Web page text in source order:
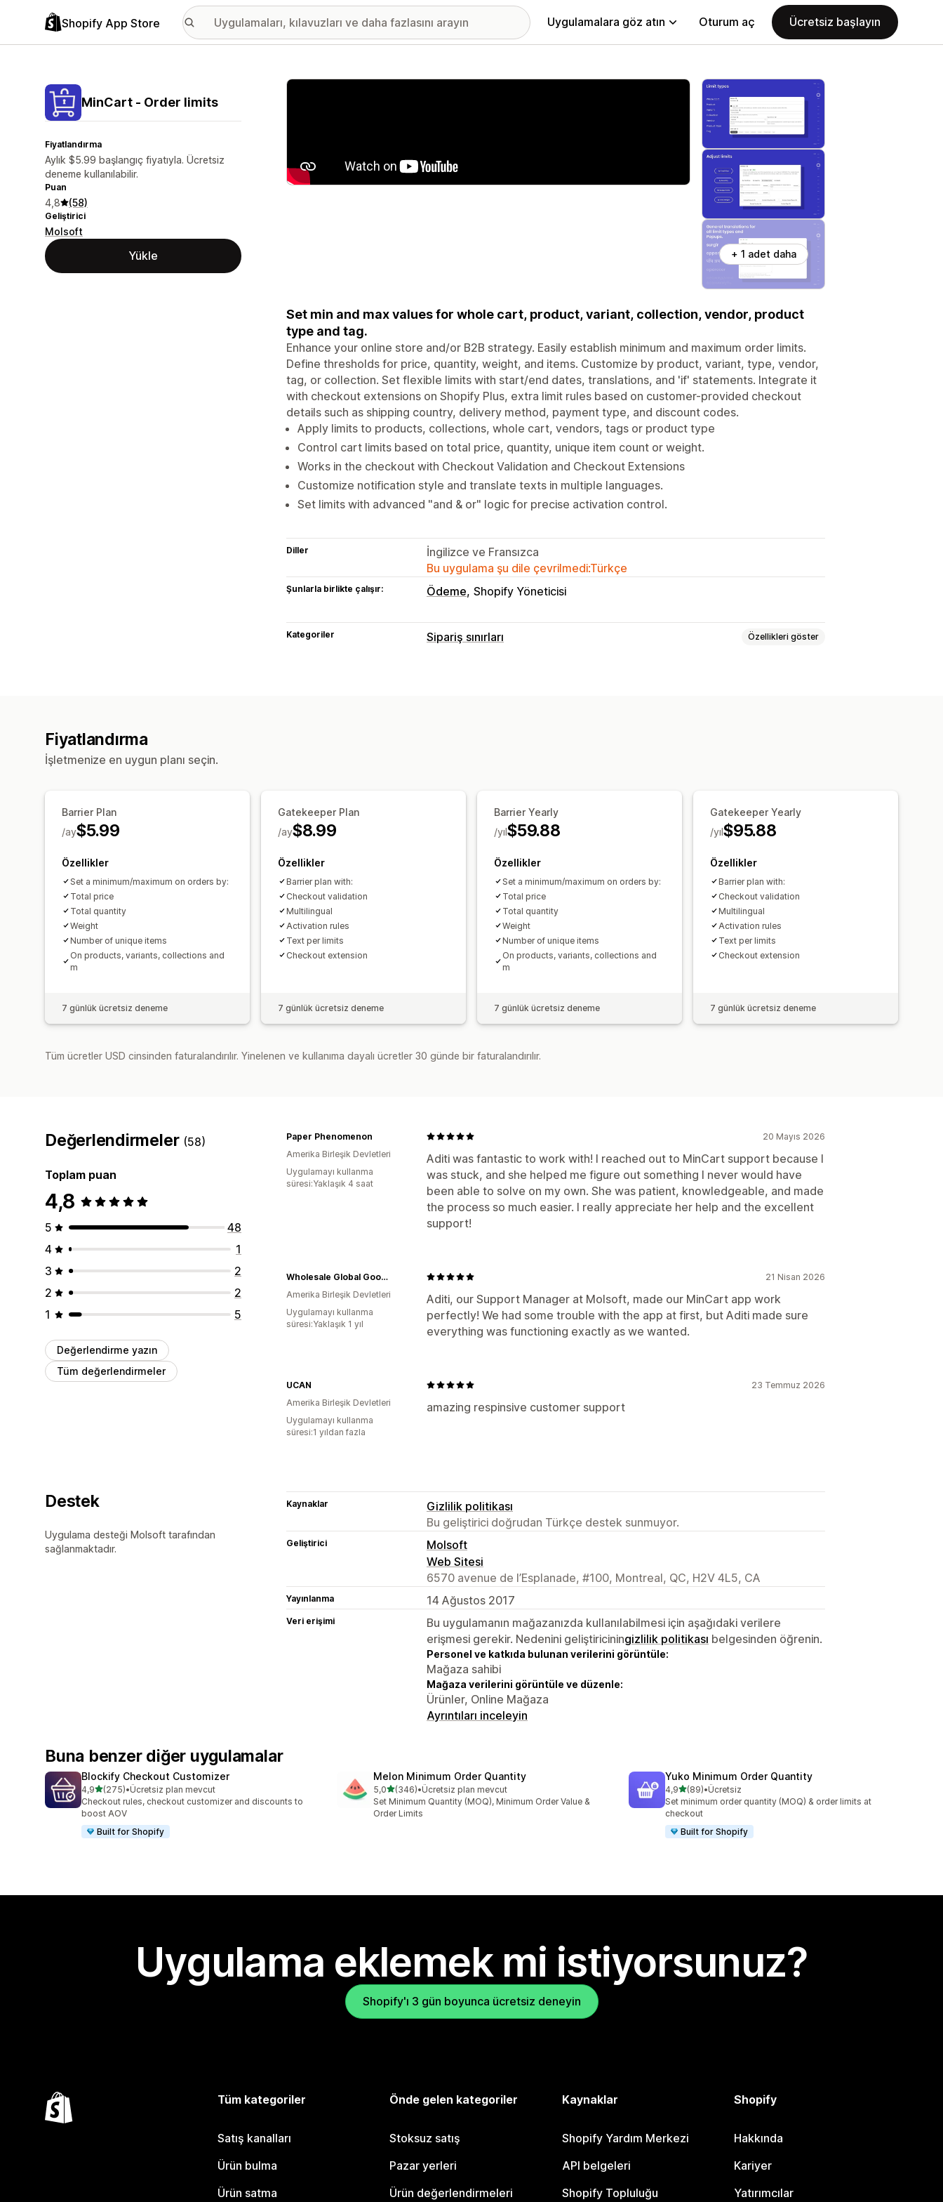
Shopify App Store Uygulamalara göz atın Oturum aç Ücretsiz başlayın
MinCart ‑ Order limits
Fiyatlandırma
Aylık $5.99 başlangıç fiyatıyla. Ücretsiz
deneme kullanılabilir.
Puan
4,8 (58)
Geliştirici
Molsoft
Yükle
Öne çıkan görsel galerisi
+ 1 adet daha
Set min and max values for whole cart, product, variant, collection, vendor, product
type and tag.
Enhance your online store and/or B2B strategy. Easily establish minimum and maximum order limits.
Define thresholds for price, quantity, weight, and items. Customize by product, variant, type, vendor,
tag, or collection. Set flexible limits with start/end dates, translations, and 'if' statements. Integrate it
with checkout extensions on Shopify Plus, extra limit rules based on customer-provided checkout
details such as shipping country, delivery method, payment type, and discount codes.
Apply limits to products, collections, whole cart, vendors, tags or product type
Control cart limits based on total price, quantity, unique item count or weight.
Works in the checkout with Checkout Validation and Checkout Extensions
Customize notification style and translate texts in multiple languages.
Set limits with advanced "and & or" logic for precise activation control.
Diller
İngilizce ve Fransızca
Bu uygulama şu dile çevrilmedi:Türkçe
Şunlarla birlikte çalışır: Ödeme Shopify Yöneticisi
Kategoriler Sipariş sınırları Özellikleri göster
Açılır pencereler
Özel mesajlar
Fiyatlandırma
İşletmenize en uygun planı seçin.
Barrier Plan
$5.99
/ay
Özellikler
Set a minimum/maximum on orders by:
Total price
Total quantity
Weight
Number of unique items
On products, variants, collections and
m
7 günlük ücretsiz deneme
Gatekeeper Plan
$8.99
/ay
Özellikler
Barrier plan with:
Checkout validation
Multilingual
Activation rules
Text per limits
Checkout extension
7 günlük ücretsiz deneme
Barrier Yearly
$59.88
/yıl
Özellikler
Set a minimum/maximum on orders by:
Total price
Total quantity
Weight
Number of unique items
On products, variants, collections and
m
7 günlük ücretsiz deneme
Gatekeeper Yearly
$95.88
/yıl
Özellikler
Barrier plan with:
Checkout validation
Multilingual
Activation rules
Text per limits
Checkout extension
7 günlük ücretsiz deneme
Tüm ücretler USD cinsinden faturalandırılır. Yinelenen ve kullanıma dayalı ücretler 30 günde bir faturalandırılır.
Değerlendirmeler (58)
Toplam puan
4,8
5
48
4
1
3
2
2
2
1
5
Değerlendirme yazın
Tüm değerlendirmeler
20 Mayıs 2026
Aditi was fantastic to work with! I reached out to MinCart support because I
was stuck, and she helped me figure out something I never would have
been able to solve on my own. She was patient, knowledgeable, and made
the process so much easier. I really appreciate her help and the excellent
support!
Paper Phenomenon
Amerika Birleşik Devletleri
Uygulamayı kullanma
süresi:Yaklaşık 4 saat
21 Nisan 2026
Aditi, our Support Manager at Molsoft, made our MinCart app work
perfectly! We had some trouble with the app at first, but Aditi made sure
everything was functioning exactly as we wanted.
Wholesale Global Goods Partners
Amerika Birleşik Devletleri
Uygulamayı kullanma
süresi:Yaklaşık 1 yıl
23 Temmuz 2026
amazing respinsive customer support
UCAN
Amerika Birleşik Devletleri
Uygulamayı kullanma
süresi:1 yıldan fazla
Destek
Uygulama desteği Molsoft tarafından
sağlanmaktadır.
Kaynaklar
Gizlilik politikası
Bu geliştirici doğrudan Türkçe destek sunmuyor.
Geliştirici
Molsoft
Web Sitesi
6570 avenue de l’Esplanade, #100, Montreal, QC, H2V 4L5, CA
Yayınlanma 14 Ağustos 2017
Veri erişimi
Bu uygulamanın mağazanızda kullanılabilmesi için aşağıdaki verilere
erişmesi gerekir. Nedenini geliştiriciningizlilik politikası belgesinden öğrenin.
Personel ve katkıda bulunan verilerini görüntüle:
Mağaza sahibi
Mağaza verilerini görüntüle ve düzenle:
Ürünler, Online Mağaza
Ayrıntıları inceleyin
Buna benzer diğer uygulamalar
Blockify Checkout Customizer
4,95 yıldız üzerinden
(275)
toplam 275 değerlendirme
•Ücretsiz plan mevcut
Checkout rules, checkout customizer and discounts to
boost AOV
Built for Shopify
Melon Minimum Order Quantity
5,05 yıldız üzerinden
(346)
toplam 346 değerlendirme
•Ücretsiz plan mevcut
Set Minimum Quantity (MOQ), Minimum Order Value &
Order Limits
Yuko Minimum Order Quantity
4,95 yıldız üzerinden
(89)
toplam 89 değerlendirme
•Ücretsiz
Set minimum order quantity (MOQ) & order limits at
checkout
Built for Shopify
Uygulama eklemek mi istiyorsunuz?
Shopify'ı 3 gün boyunca ücretsiz deneyin
Tüm kategoriler
Satış kanalları
Ürün bulma
Ürün satma
Önde gelen kategoriler
Stoksuz satış
Pazar yerleri
Ürün değerlendirmeleri
Kaynaklar
Shopify Yardım Merkezi
API belgeleri
Shopify Topluluğu
Shopify
Hakkında
Kariyer
Yatırımcılar